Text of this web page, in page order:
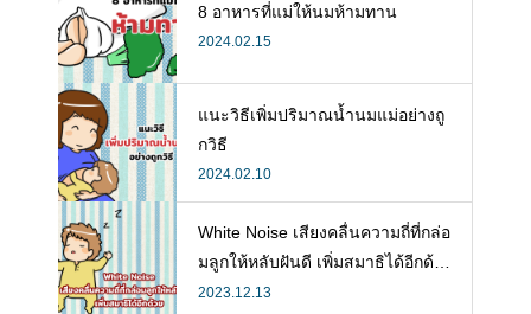
8 อาหารที่แม่ให้นมห้ามทาน
2024.02.15
แนะวิธีเพิ่มปริมาณน้ำนมแม่อย่างถู
กวิธี
2024.02.10
White Noise เสียงคลื่นความถี่ที่กล่อ
มลูกให้หลับฝันดี เพิ่มสมาธิได้อีกด้ว
ย
2023.12.13